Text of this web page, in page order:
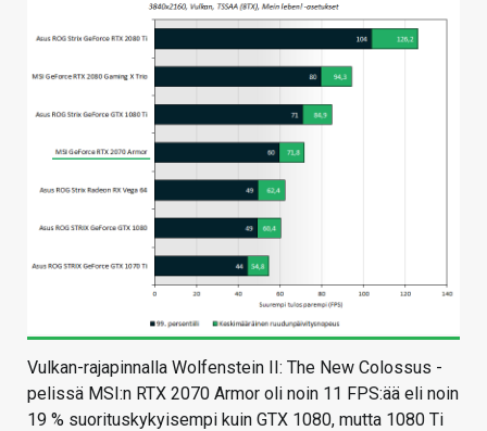
Vulkan-rajapinnalla Wolfenstein II: The New Colossus -
pelissä MSI:n RTX 2070 Armor oli noin 11 FPS:ää eli noin
19 % suorituskykyisempi kuin GTX 1080, mutta 1080 Ti